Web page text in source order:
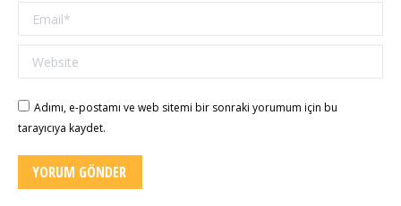
Email *
Website
Adımı, e-postamı ve web sitemi bir sonraki yorumum için bu
tarayıcıya kaydet.
YORUM GÖNDER